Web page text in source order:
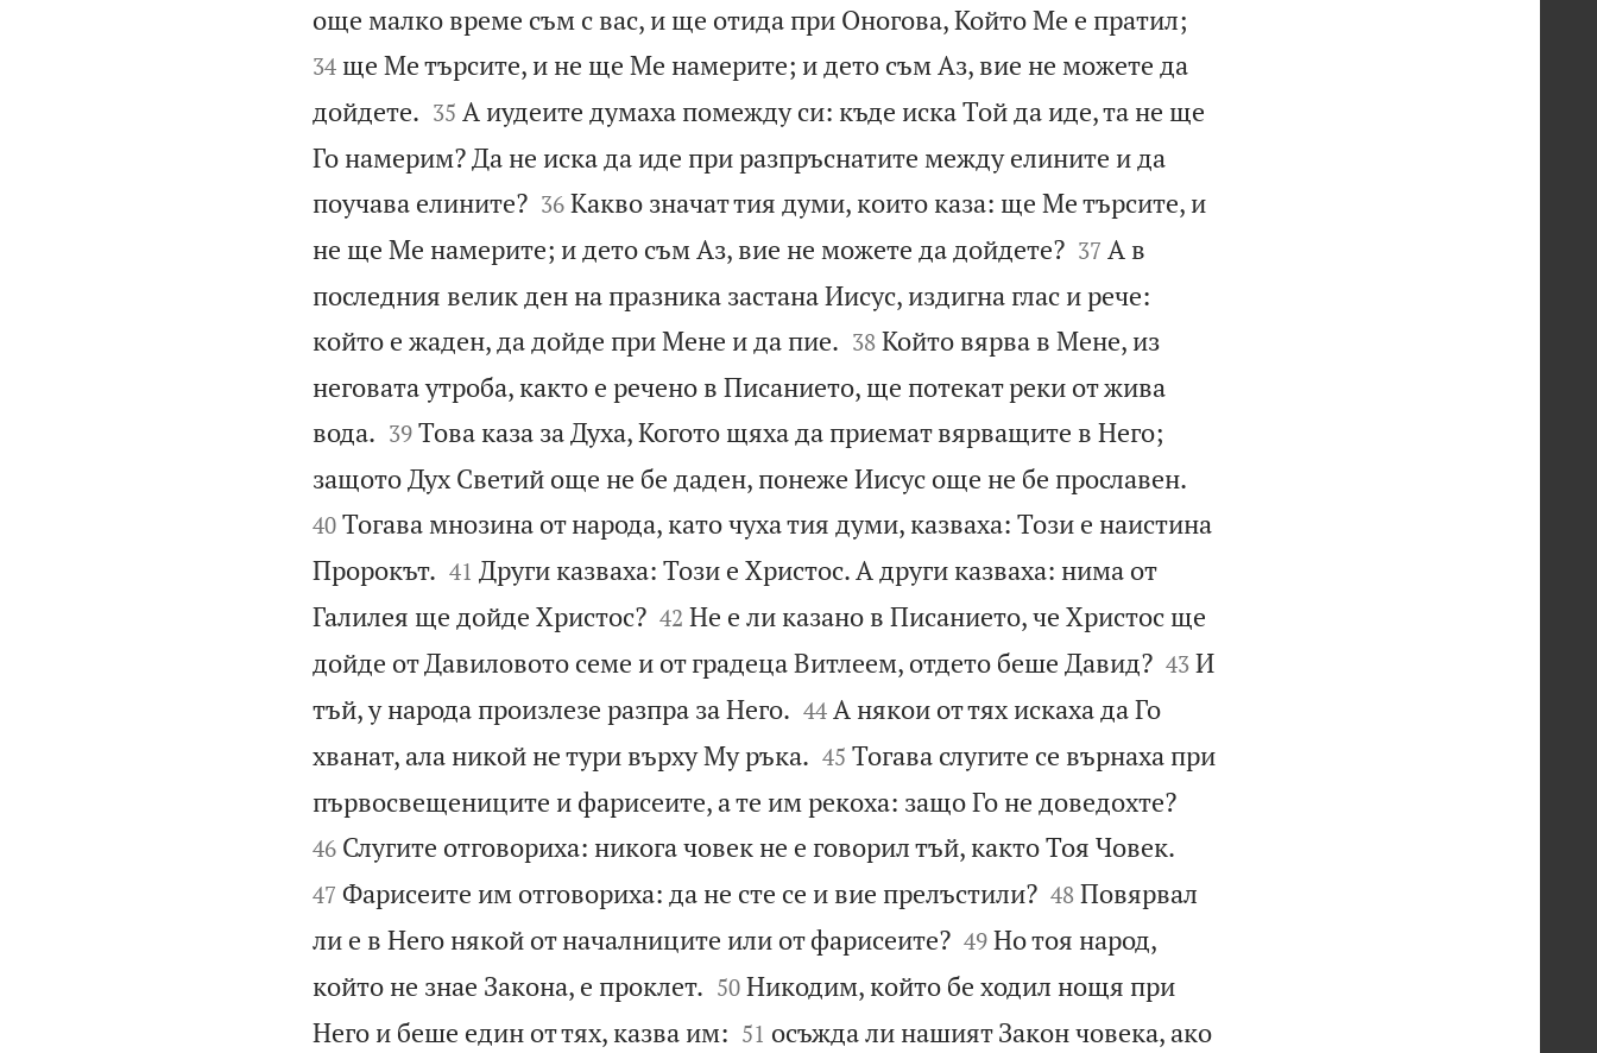
още малко време съм с вас, и ще отида при Оногова, Който Ме е пратил;
34 ще Ме търсите, и не ще Ме намерите; и дето съм Аз, вие не можете да
дойдете.
35 А иудеите думаха помежду си: къде иска Той да иде, та не ще
Го намерим? Да не иска да иде при разпръснатите между елините и да
поучава елините?
36 Какво значат тия думи, които каза: ще Ме търсите, и
не ще Ме намерите; и дето съм Аз, вие не можете да дойдете?
37 А в
последния велик ден на празника застана Иисус, издигна глас и рече:
който е жаден, да дойде при Мене и да пие.
38 Който вярва в Мене, из
неговата утроба, както е речено в Писанието, ще потекат реки от жива
вода.
39 Това каза за Духа, Когото щяха да приемат вярващите в Него;
защото Дух Светий още не бе даден, понеже Иисус още не бе прославен.
40 Тогава мнозина от народа, като чуха тия думи, казваха: Този е наистина
Пророкът.
41 Други казваха: Този е Христос. А други казваха: нима от
Галилея ще дойде Христос?
42 Не е ли казано в Писанието, че Христос ще
дойде от Давиловото семе и от градеца Витлеем, отдето беше Давид?
43 И
тъй, у народа произлезе разпра за Него.
44 А някои от тях искаха да Го
хванат, ала никой не тури върху Му ръка.
45 Тогава слугите се върнаха при
първосвещениците и фарисеите, а те им рекоха: защо Го не доведохте?
46 Слугите отговориха: никога човек не е говорил тъй, както Тоя Човек.
47 Фарисеите им отговориха: да не сте се и вие прелъстили?
48 Повярвал
ли е в Него някой от началниците или от фарисеите?
49 Но тоя народ,
който не знае Закона, е проклет.
50 Никодим, който бе ходил нощя при
Него и беше един от тях, казва им:
51 осъжда ли нашият Закон човека, ако